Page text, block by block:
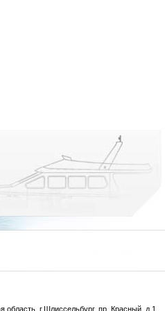
область, г.Шлиссельбург, пр. Красный, д.1